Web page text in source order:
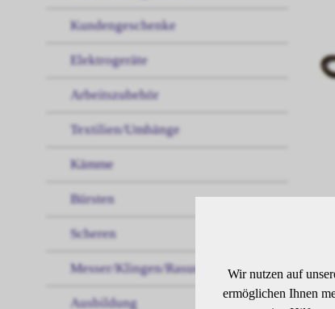
Kundengeschenke
Elektrogeräte
Arbeitszubehör
Textilien/Umhänge
Kämme
Bürsten
Scheren
Messer/Klingen/Rasur
Ausbildung
Wir nutzen auf
ermöglichen Ihnen